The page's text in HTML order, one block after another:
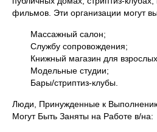
фильмов. Эти организации могут
Массажный салон;
Службу сопровождения;
Книжный магазин для
Модельные студии;
Бары/стриптиз-клубы.
Люди, Принужденные к
Могут Быть Заняты на Работе в/на: